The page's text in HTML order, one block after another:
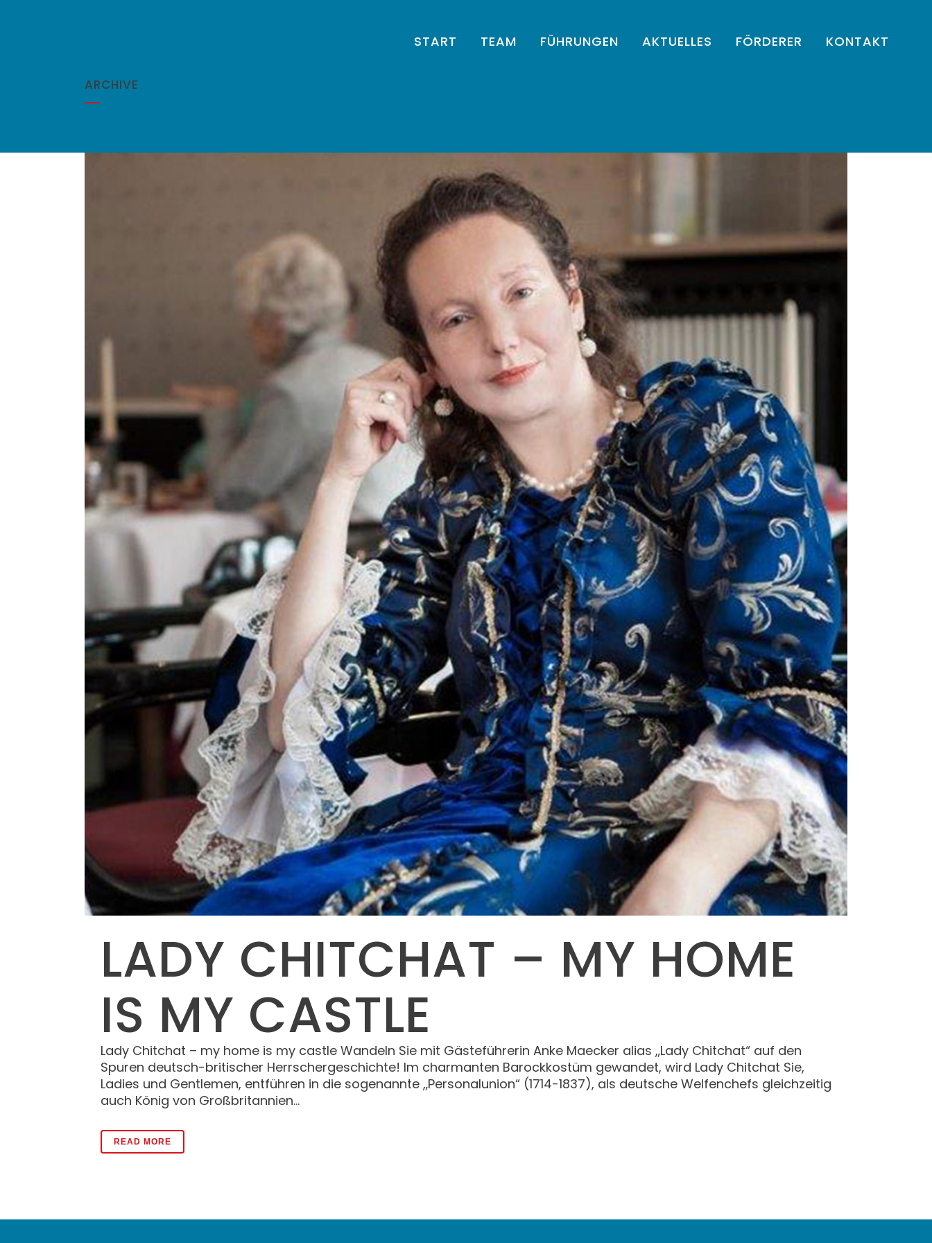
START TEAM FÜHRUNGEN AKTUELLES FÖRDERER KONTAKT
ARCHIVE
LADY CHITCHAT – MY HOME
IS MY CASTLE
Lady Chitchat – my home is my castle Wandeln Sie mit Gästeführerin Anke Maecker alias „Lady Chitchat“ auf den
Spuren deutsch-britischer Herrschergeschichte! Im charmanten Barockkostüm gewandet, wird Lady Chitchat Sie,
Ladies und Gentlemen, entführen in die sogenannte „Personalunion“ (1714-1837), als deutsche Welfenchefs gleichzeitig
auch König von Großbritannien...
READ MORE